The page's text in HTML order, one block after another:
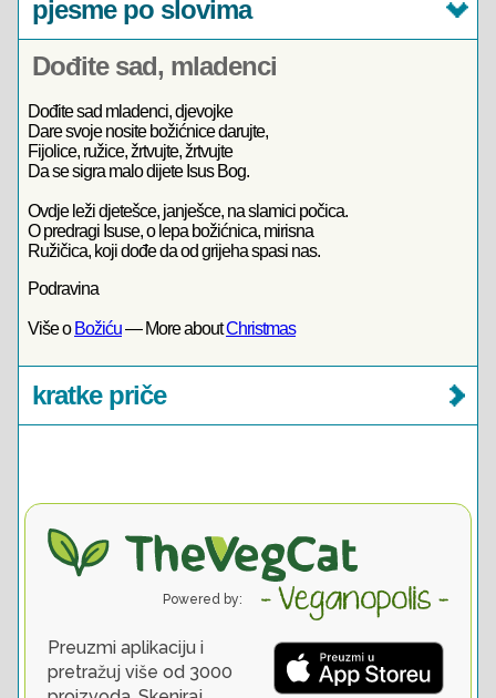
pjesme po slovima
Dođite sad, mladenci
Dođite sad mladenci, djevojke
Dare svoje nosite božićnice darujte,
Fijolice, ružice, žrtvujte, žrtvujte
Da se sigra malo dijete Isus Bog.
Ovdje leži djetešce, janješce, na slamici počica.
O predragi Isuse, o lepa božićnica, mirisna
Ružičica, koji dođe da od grijeha spasi nas.
Podravina
Više o Božiću— More aboutChristmas
kratke priče